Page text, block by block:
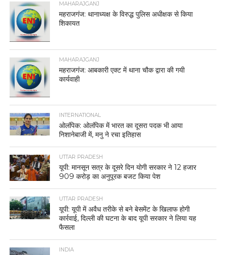
MAHARAJGANJ
महराजगंज: थानाध्यक्ष के विरुद्ध पुलिस अधीक्षक से किया
शिकायत
MAHARAJGANJ
महराजगंज: आबकारी एक्ट में थाना चौक द्वारा की गयी
कार्यवाही
INTERNATIONAL
ओलंपिक: ओलंपिक में भारत का दूसरा पदक भी आया
निशानेबाजी में, मनु ने रचा इतिहास
UTTAR PRADESH
यूपी: मानसून सत्र के दूसरे दिन योगी सरकार ने 12 हजार
909 करोड़ का अनुपूरक बजट किया पेश
UTTAR PRADESH
यूपी: यूपी में अवैध तरीके से बने बेसमेंट के खिलाफ होगी
कार्रवाई, दिल्ली की घटना के बाद यूपी सरकार ने लिया यह
फैसला
INDIA